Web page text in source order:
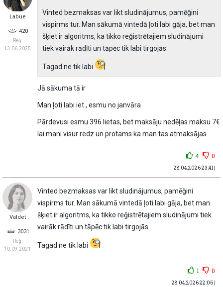
Labue
420
Reģ:
13.06.2025
Vinted bezmaksas var likt sludinājumus, pamēğini
vispirms tur. Man sākumā vintedā ļoti labi gāja, bet man
šķiet ir algoritms, ka tikko reğistrētajiem sludinājumi
tiek vairāk rādĩti un tāpēc tik labi tirgojās.
Tagad ne tik labi
Jā sākuma tā ir
Man ļoti labi iet , esmu no janvāra
Pārdevusi esmu 396 lietas, bet maksāju nedēļas maksu 7€
lai mani visur redz un protams ka man tas atmaksājas
4 0
28.04.2026 23:41 |
Valdet
3031
Reģ:
10.09.2021
Vinted bezmaksas var likt sludinājumus, pamēğini
vispirms tur. Man sākumā vintedā ļoti labi gāja, bet man
šķiet ir algoritms, ka tikko reğistrētajiem sludinājumi tiek
vairāk rādĩti un tāpēc tik labi tirgojās.
Tagad ne tik labi
1 0
28.04.2026 22:06 |